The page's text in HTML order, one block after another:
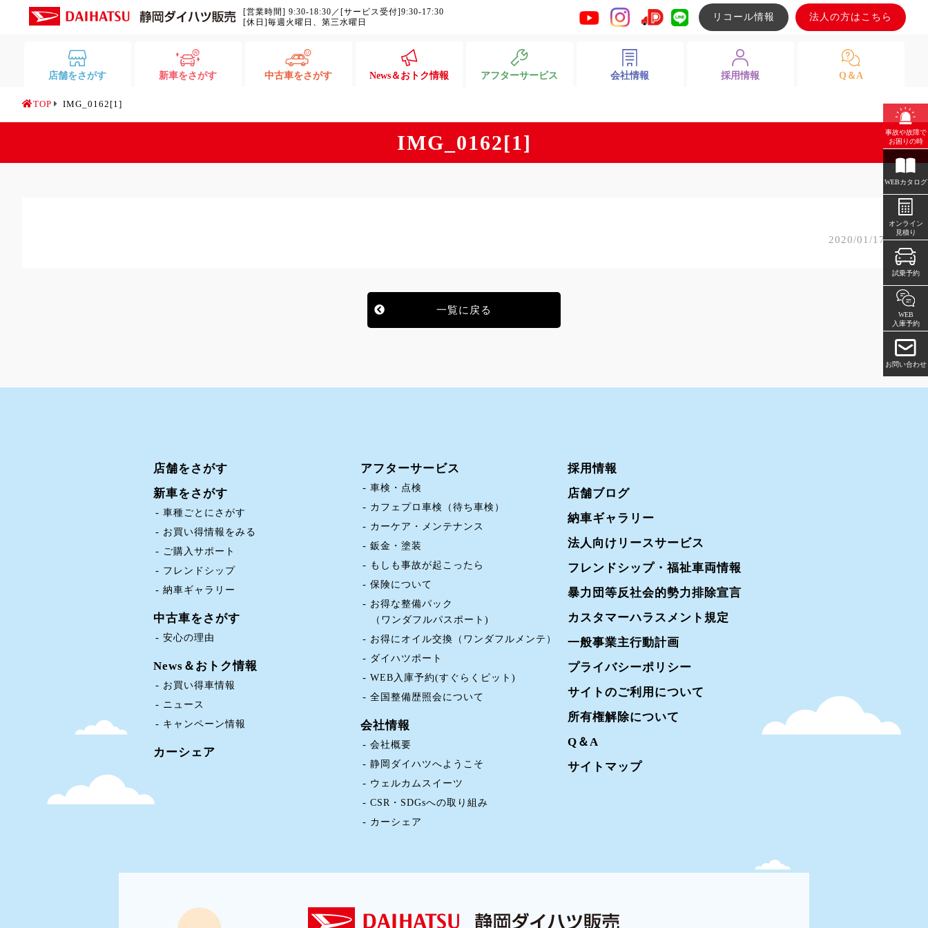
[営業時間] 9:30-18:30／[サービス受付]9:30-17:30
[休日]毎週火曜日、第三水曜日
リコール情報 法人の方はこちら
店舗をさがす 新車をさがす 中古車をさがす News＆おトク情報 アフターサービス 会社情報 採用情報 Q＆A
事故や故障で
お困りの時
WEBカタログ
オンライン
見積り
試乗予約
WEB
入庫予約
お問い合わせ
TOP IMG_0162[1]
IMG_0162[1]
2020/01/17
一覧に戻る
店舗をさがす
新車をさがす
車種ごとにさがす
お買い得情報をみる
ご購入サポート
フレンドシップ
納車ギャラリー
中古車をさがす
安心の理由
News＆おトク情報
お買い得車情報
ニュース
キャンペーン情報
カーシェア
アフターサービス
車検・点検
カフェプロ車検（待ち車検）
カーケア・メンテナンス
鈑金・塗装
もしも事故が起こったら
保険について
お得な整備パック
（ワンダフルパスポート)
お得にオイル交換（ワンダフルメンテ）
ダイハツポート
WEB入庫予約(すぐらくピット)
全国整備歴照会について
会社情報
会社概要
静岡ダイハツへようこそ
ウェルカムスイーツ
CSR・SDGsへの取り組み
カーシェア
採用情報
店舗ブログ
納車ギャラリー
法人向けリースサービス
フレンドシップ・福祉車両情報
暴力団等反社会的勢力排除宣言
カスタマーハラスメント規定
一般事業主行動計画
プライバシーポリシー
サイトのご利用について
所有権解除について
Q＆A
サイトマップ